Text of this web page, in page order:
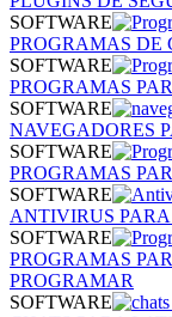
SOFTWARE
PROGRAMAS DE
SOFTWARE
PROGRAMAS
SOFTWARE
NAVEGADORES
SOFTWARE
PROGRAMAS
SOFTWARE
ANTIVIRUS
SOFTWARE
PROGRAMAS
PROGRAMAR
SOFTWARE